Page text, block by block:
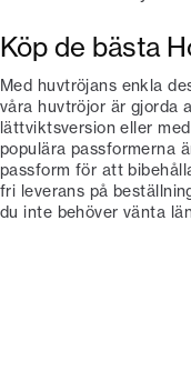
Köp de bästa
Med huvtröjans enkla
våra huvtröjor är gjorda
lättviktsversion eller
populära passformerna
passform för att
fri leverans på
du inte behöver vänta